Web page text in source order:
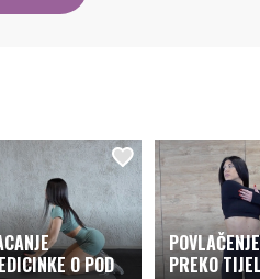
O POD
PREKO